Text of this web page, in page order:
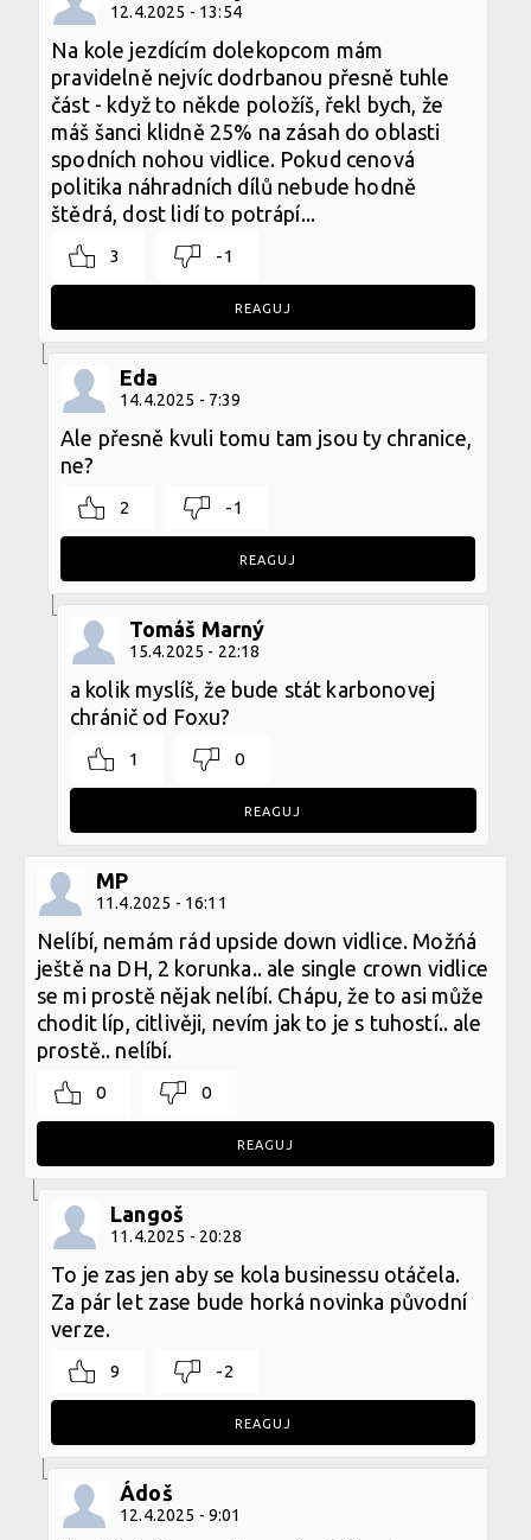
12.4.2025 - 13:54
Na kole jezdícím dolekopcom mám
pravidelně nejvíc dodrbanou přesně tuhle
část - když to někde položíš, řekl bych, že
máš šanci klidně 25% na zásah do oblasti
spodních nohou vidlice. Pokud cenová
politika náhradních dílů nebude hodně
štědrá, dost lidí to potrápí...
3 -1
REAGUJ
Eda
14.4.2025 - 7:39
Ale přesně kvuli tomu tam jsou ty chranice,
ne?
2 -1
REAGUJ
Tomáš Marný
15.4.2025 - 22:18
a kolik myslíš, že bude stát karbonovej
chránič od Foxu?
1 0
REAGUJ
MP
11.4.2025 - 16:11
Nelíbí, nemám rád upside down vidlice. Možńá
ještě na DH, 2 korunka.. ale single crown vidlice
se mi prostě nějak nelíbí. Chápu, že to asi může
chodit líp, citlivěji, nevím jak to je s tuhostí.. ale
prostě.. nelíbí.
0 0
REAGUJ
Langoš
11.4.2025 - 20:28
To je zas jen aby se kola businessu otáčela.
Za pár let zase bude horká novinka původní
verze.
9 -2
REAGUJ
Ádoš
12.4.2025 - 9:01